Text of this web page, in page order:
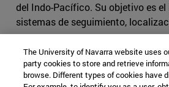
del Indo-Pacífico. Su objetivo es
sistemas de seguimiento,
[3]Chilamkuri Raja Mohan, "Trilateral
Perspective".Chinawatch.
Thinkers..http://
The University of Navarra website uses
party cookies to store and retrieve
browse. Different types of cookies have